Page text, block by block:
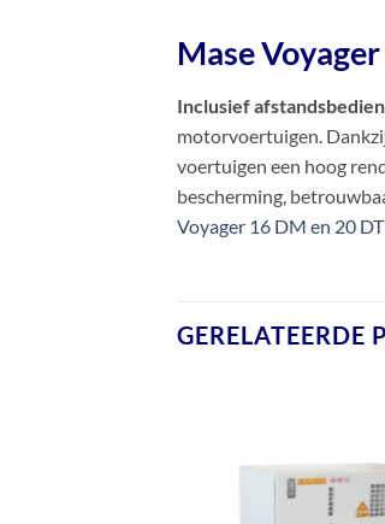
Mase
Inclusief
motorvoertuigen.
voertuigen een hoog
bescherming,
Voyager 16 DM en 20 DT
GERELATEERDE